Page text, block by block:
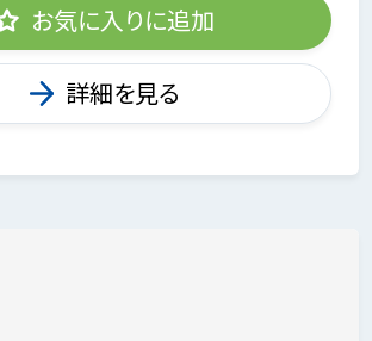
お気に入りに追加
詳細を見る